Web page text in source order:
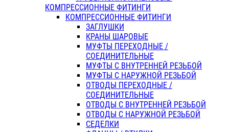
КОМПРЕССИОННЫЕ ФИТИНГИ
КОМПРЕССИОННЫЕ ФИТИНГИ
ЗАГЛУШКИ
КРАНЫ ШАРОВЫЕ
МУФТЫ ПЕРЕХОДНЫЕ /
СОЕДИНИТЕЛЬНЫЕ
МУФТЫ С ВНУТРЕННЕЙ РЕЗЬБОЙ
МУФТЫ С НАРУЖНОЙ РЕЗЬБОЙ
ОТВОДЫ ПЕРЕХОДНЫЕ /
СОЕДИНИТЕЛЬНЫЕ
ОТВОДЫ С ВНУТРЕННЕЙ РЕЗЬБОЙ
ОТВОДЫ С НАРУЖНОЙ РЕЗЬБОЙ
СЕДЕЛКИ